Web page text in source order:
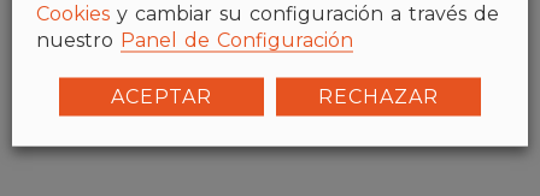
Cookies y cambiar su configuración a través de
nuestro Panel de Configuración
ACEPTAR RECHAZAR